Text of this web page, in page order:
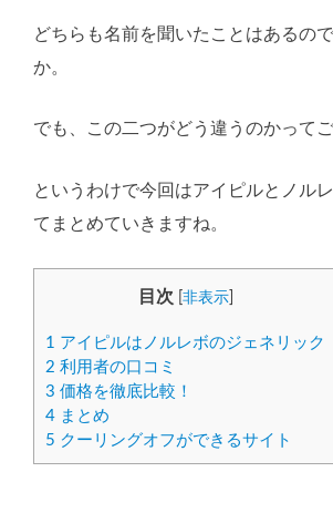
どちらも名前を聞いたことはあるの
か。
でも、この二つがどう違うのかって
というわけで今回はアイピルとノル
てまとめていきますね。
目次 非表示]
1 アイピルはノルレボのジェネリック
2 利用者の口コミ
3 価格を徹底比較！
4 まとめ
5 クーリングオフができるサイト